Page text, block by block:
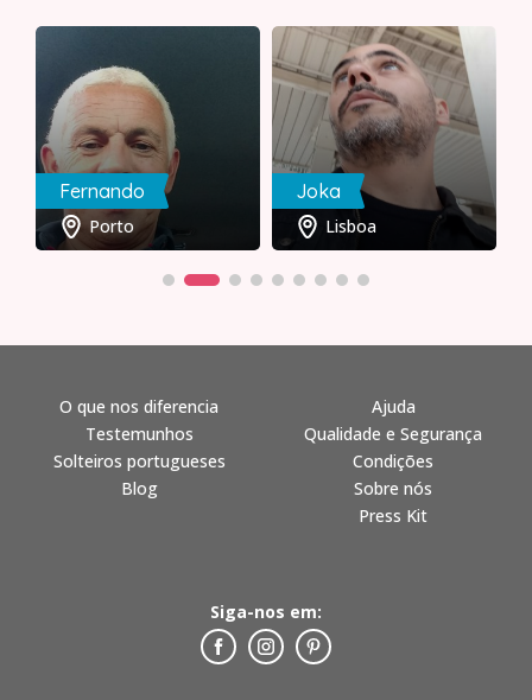
Fernando
Porto
Joka
Lisboa
O que nos diferencia
Testemunhos
Solteiros portugueses
Blog
Ajuda
Qualidade e Segurança
Condições
Sobre nós
Press Kit
Siga-nos em: